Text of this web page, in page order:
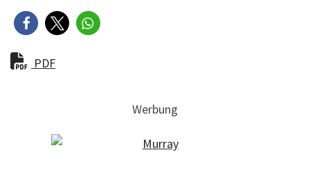
PDF
Werbung